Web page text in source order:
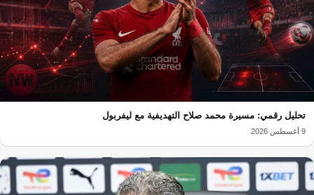
تحليل رقمي: مسيرة محمد صلاح التهديفية مع ليفربول
9 أغسطس 2026